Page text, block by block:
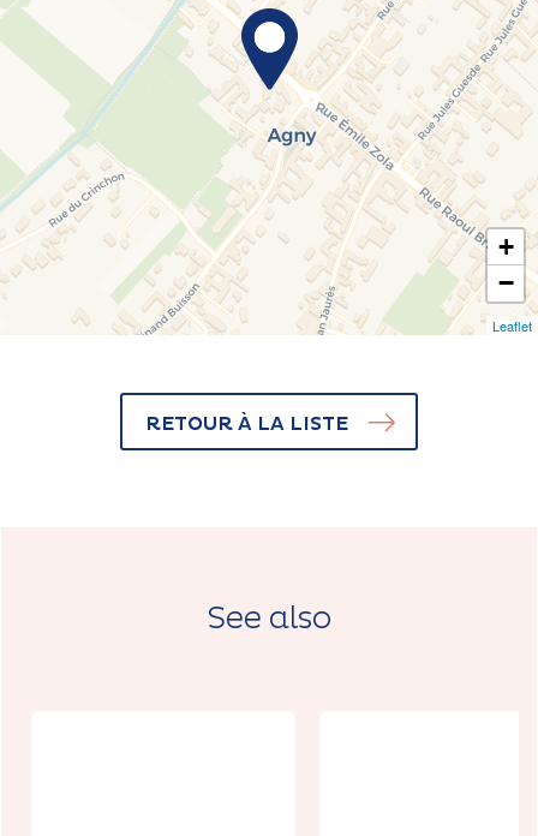
+
−
Leaflet
RETOUR À LA LISTE
See also